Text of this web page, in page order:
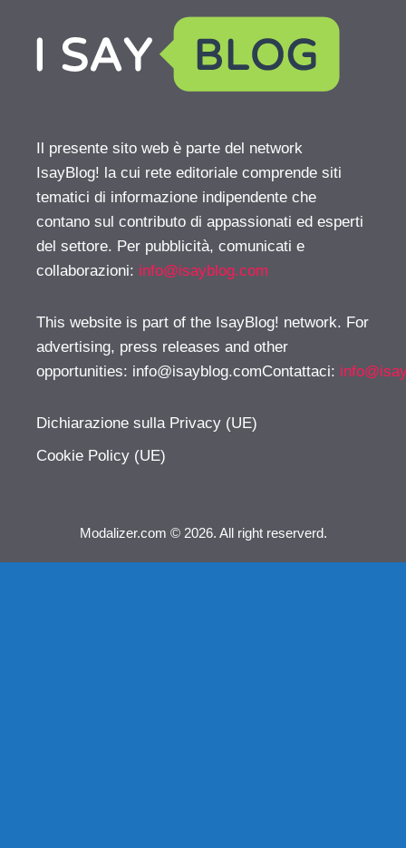
Il presente sito web è parte del network
IsayBlog! la cui rete editoriale comprende siti
tematici di informazione indipendente che
contano sul contributo di appassionati ed esperti
del settore. Per pubblicità, comunicati e
collaborazioni: info@isayblog.com
This website is part of the IsayBlog! network. For
advertising, press releases and other
opportunities: info@isayblog.comContattaci:
Dichiarazione sulla Privacy (UE)
Cookie Policy (UE)
Modalizer.com © 2026. All right reserverd.